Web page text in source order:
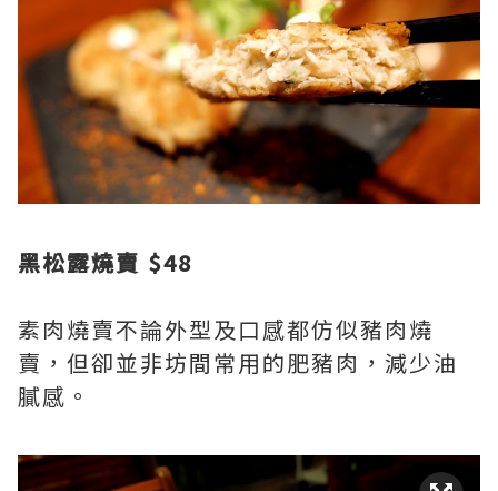
黑松露燒賣 $48
素肉燒賣不論外型及口感都仿似豬肉燒
賣，但卻並非坊間常用的肥豬肉，減少油
膩感。